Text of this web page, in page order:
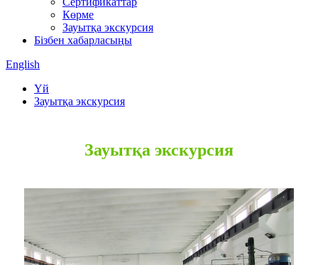
Көрме
Зауытқа экскурсия
Бізбен хабарласыңы
English
Үй
Зауытқа экскурсия
Зауытқа экскурсия